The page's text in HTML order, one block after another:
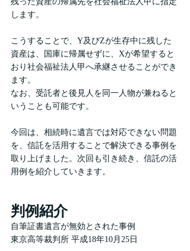
します。
こうすることで、Y及びZが生存中に残した
資産は、国庫に帰属せずに、Xが希望すると
おり社会福祉法人甲へ承継させることができ
ます。
なお、受託者と後見人を同一人物が兼ねると
いうことも可能です。
今回は、相続時に遺言では対応できない問題
を、信託を活用することで解決できる事例を
取り上げました。次回も引き続き、信託の活
用例を紹介していきます。
判例紹介
自筆証書遺言が無効とされた事例
東京高等裁判所 平成18年10月25日